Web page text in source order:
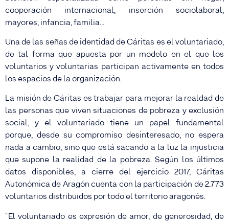
cooperación internacional, inserción sociolaboral,
mayores, infancia, familia…
Una de las señas de identidad de Cáritas es el voluntariado,
de tal forma que apuesta por un modelo en el que los
voluntarios y voluntarias participan activamente en todos
los espacios de la organización.
La misión de Cáritas es trabajar para mejorar la realdad de
las personas que viven situaciones de pobreza y exclusión
social, y el voluntariado tiene un papel fundamental
porque, desde su compromiso desinteresado, no espera
nada a cambio, sino que está sacando a la luz la injusticia
que supone la realidad de la pobreza. Según los últimos
datos disponibles, a cierre del ejercicio 2017, Cáritas
Autonómica de Aragón cuenta con la participación de 2.773
voluntarios distribuidos por todo el territorio aragonés.
“El voluntariado es expresión de amor, de generosidad, de